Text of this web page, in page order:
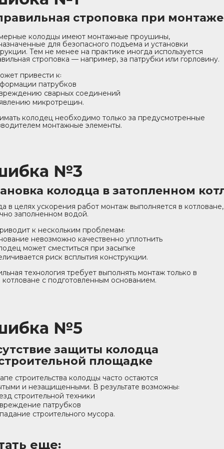
строповка при монтаже
колодцы имеют монтажные проушины,
для безопасного подъема и установки
Тем не менее на практике иногда используется
строповка — например, за патрубки или горловину.
колодец необходимо только за предусмотренные
монтажные элементы.
привести к꞉
патрубков
сварных соединений
микротрещин.
№3
колодца в затопленном
в целях ускорения работ монтаж выполняется в котловане,
заполненном водой.
технология требует выполнять монтаж только в
котловане с подготовленным основанием.
к нескольким проблемам꞉
невозможно качественно уплотнить
может сместиться при засыпке
риск всплытия конструкции.
№5
защиты колодца
площадке
еще꞉
строительства колодцы часто остаются
и незащищенными. В результате возможны꞉
строительной техники
патрубков
строительного мусора.